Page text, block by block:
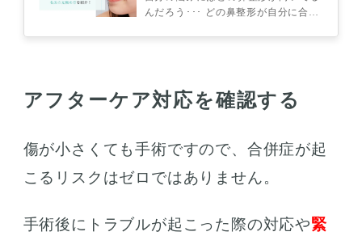
んだろう･･･ どの鼻整形が自分に合っ
アフターケア対応を確認する
傷が小さくても手術ですので、合併症が起
こるリスクはゼロではありません。
手術後にトラブルが起こった際の対応や緊